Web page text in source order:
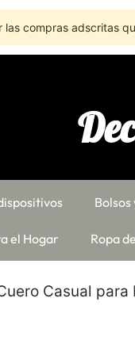
compras adscritas
Bolsos
el Hogar Ropa
Casual